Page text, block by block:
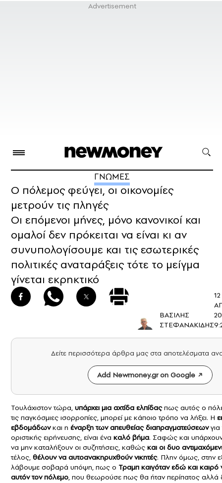
ΓΝΩΜΕΣ
Ο πόλεμος φεύγει, οι οικονομίες
μετρούν τις πληγές
Οι επόμενοι μήνες, μόνο κανονικοί και
ομαλοί δεν πρόκειται να είναι κι αν
συνυπολογίσουμε και τις εσωτερικές
πολιτικές αναταράξεις τότε το μείγμα
γίνεται εκρηκτικό
ΒΑΣΙΛΗΣ
ΣΤΕΦΑΝΑΚΙΔΗΣ
12
Δείτε περισσότερα άρθρα μας στα αποτελέσματα
Add Newmoney.gr on Google
Τουλάχιστον τώρα, υπάρχει μια αχτίδα ελπίδαςπως αυτός ο
τις παγκόσμιες ισορροπίες, μπορεί με κάποιο τρόπο να λήξει. Η
εβδομάδωνκαι η έναρξη των απευθείας διαπραγματεύσεων
οριστικής ειρήνευσης, είναι ένα καλό βήμα. Σαφώς και υπάρχουν
να μην καταλήξουν οι συζητήσεις, καθώς και οι δυο
τέλος, θέλουν να αυτοανακηρυχθούν νικητές. Πλην όμως, στην
λάβουμε σοβαρά υπόψη, πως ο Τραμπ καιγόταν εδώ και
αυτόν τον πόλεμο, που θεωρούσε πως θα ήταν περίπατος αλλά